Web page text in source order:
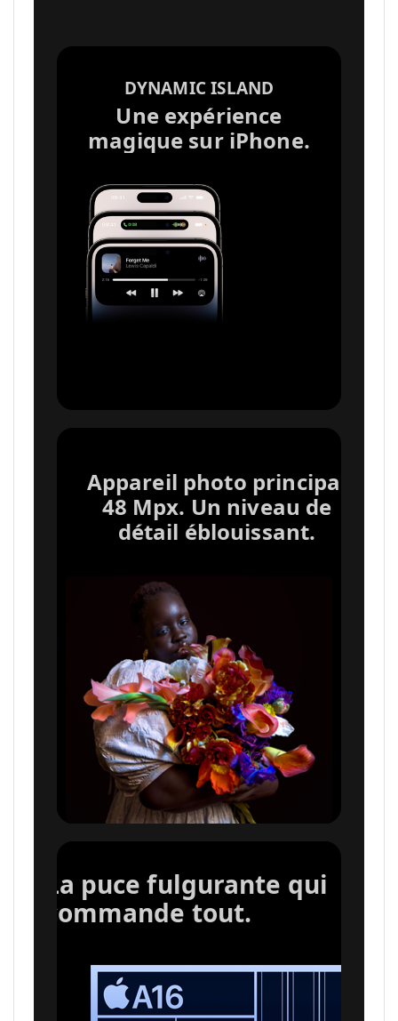
DYNAMIC ISLAND
Une expérience
magique sur iPhone.
Appareil photo principal
48 Mpx. Un niveau de
détail éblouissant.
La puce fulgurante qui
commande tout.